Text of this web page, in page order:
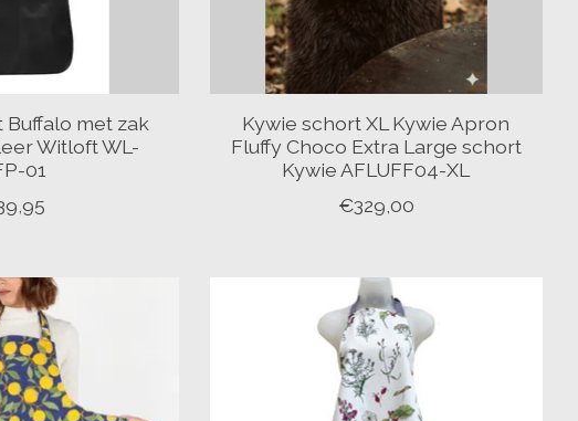
met zak
Witloft WL-
01
Kywie schort XL Kywie Apron
Fluffy Choco Extra Large schort
Kywie AFLUFF04-XL
€329,00